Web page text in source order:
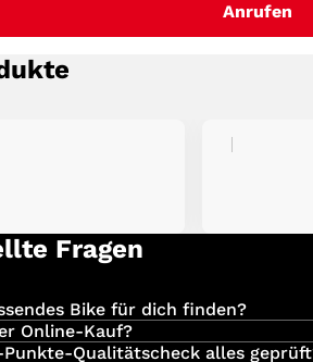
Anrufen
Fragen
Bike für dich finden?
und deinen Suchauftrag für dein
Online-Kauf?
Bike bei uns entdeckt?
Qualitätscheck alles